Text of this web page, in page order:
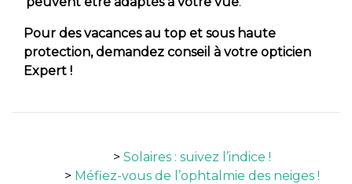
Pour des vacances au top et sous haute
protection, demandez conseil à votre opticien
Expert !
Solaires : suivez l’indice !
Méfiez-vous de l’ophtalmie des neiges !